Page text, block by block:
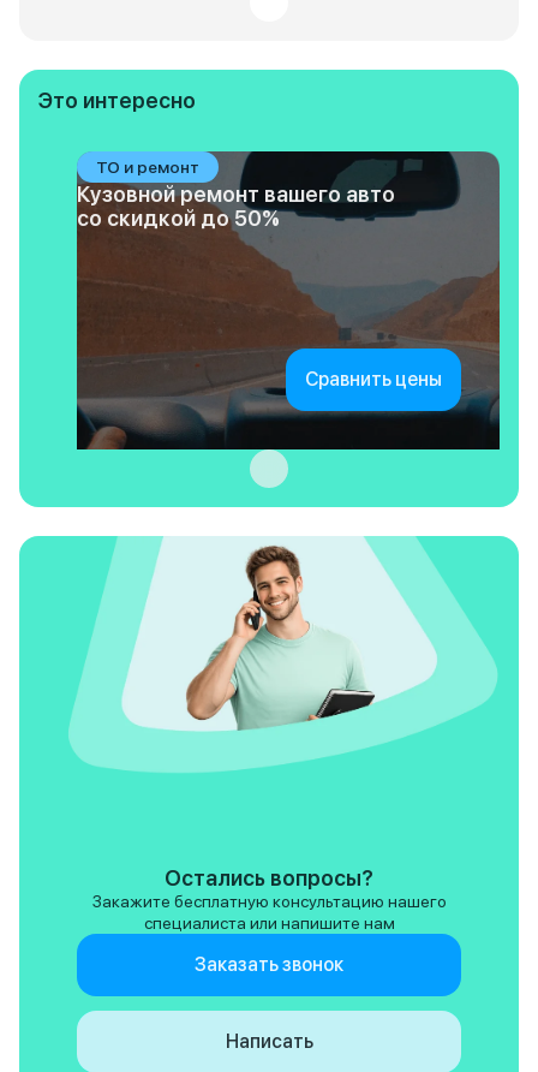
Это интересно
ТО и ремонт
Кузовной ремонт вашего авто
со скидкой до 50%
Сравнить цены
Остались вопросы?
Закажите бесплатную консультацию нашего
специалиста или напишите нам
Заказать звонок
Написать